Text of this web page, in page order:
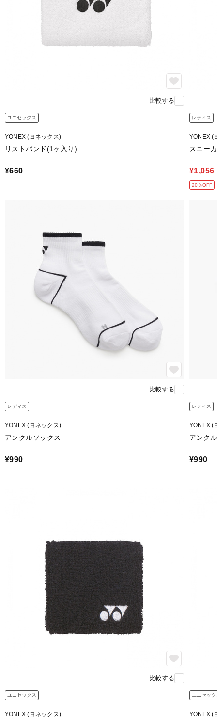
比較する
ユニセックス
YONEX (ヨネックス)
リストバンド(1ヶ入り)
¥660
レディス
YONEX (
スニー
¥1,056
20％OFF
比較する
レディス
YONEX (ヨネックス)
アンクルソックス
¥990
レディス
YONEX (
アンク
¥990
比較する
ユニセックス
YONEX (ヨネックス)
ユニセック
YONEX (